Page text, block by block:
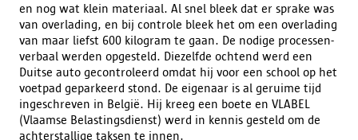
en nog wat klein materiaal. Al snel bleek dat er sprake was
van overlading, en bij controle bleek het om een overlading
van maar liefst 600 kilogram te gaan. De nodige processen-
verbaal werden opgesteld. Diezelfde ochtend werd een
Duitse auto gecontroleerd omdat hij voor een school op het
voetpad geparkeerd stond. De eigenaar is al geruime tijd
ingeschreven in België. Hij kreeg een boete en VLABEL
(Vlaamse Belastingsdienst) werd in kennis gesteld om de
achterstallige taksen te innen.